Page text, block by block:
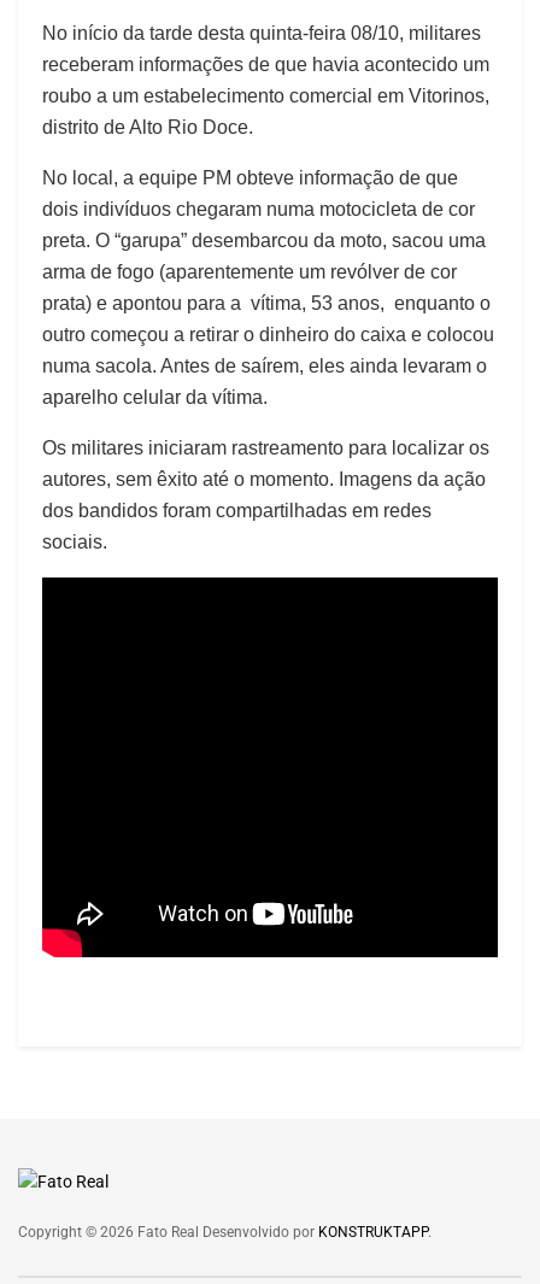
No início da tarde desta quinta-feira 08/10, militares
receberam informações de que havia acontecido um
roubo a um estabelecimento comercial em Vitorinos,
distrito de Alto Rio Doce.
No local, a equipe PM obteve informação de que
dois indivíduos chegaram numa motocicleta de cor
preta. O “garupa” desembarcou da moto, sacou uma
arma de fogo (aparentemente um revólver de cor
prata) e apontou para a vítima, 53 anos, enquanto o
outro começou a retirar o dinheiro do caixa e colocou
numa sacola. Antes de saírem, eles ainda levaram o
aparelho celular da vítima.
Os militares iniciaram rastreamento para localizar os
autores, sem êxito até o momento. Imagens da ação
dos bandidos foram compartilhadas em redes
sociais.
Copyright © 2026 Fato Real Desenvolvido por KONSTRUKTAPP.